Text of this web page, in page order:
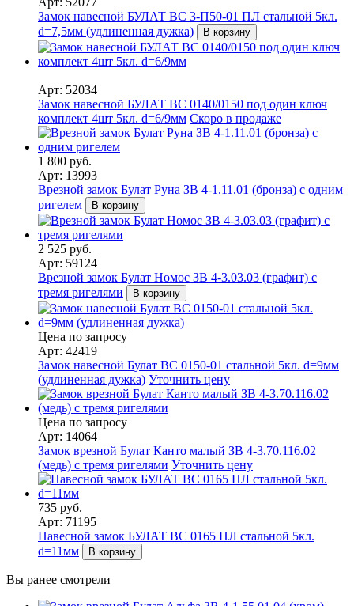
Замок навесной БУЛАТ ВС 3-П50-01 ПЛ стальной 5кл.
d=7,5мм (удлиненная дужка)
В корзину
Арт: 52034
Замок навесной БУЛАТ ВС 0140/0150 под один ключ
комплект 4шт 5кл. d=6/9мм Скоро в продаже
1 800 руб.
Арт: 13993
Врезной замок Булат Руна ЗВ 4-1.11.01 (бронза) с одним
ригелем
В корзину
2 525 руб.
Арт: 59124
Врезной замок Булат Номос ЗВ 4-3.03.03 (графит) с
тремя ригелями
В корзину
Цена по запросу
Арт: 42419
Замок навесной Булат ВС 0150-01 стальной 5кл. d=9мм
(удлиненная дужка) Уточнить цену
Цена по запросу
Арт: 14064
Замок врезной Булат Канто малый ЗВ 4-3.70.116.02
(медь) с тремя ригелями Уточнить цену
735 руб.
Арт: 71195
Навесной замок БУЛАТ ВС 0165 ПЛ стальной 5кл.
d=11мм
В корзину
Вы ранее смотрели